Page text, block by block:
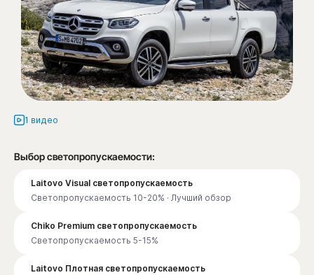
1 видео
Выбор светопропускаемости:
Laitovo Visual светопропускаемость
Светопропускаемость 10-20% · Лучший обзор
Chiko Premium светопропускаемость
Светопропускаемость 5-15%
Laitovo Плотная светопропускаемость